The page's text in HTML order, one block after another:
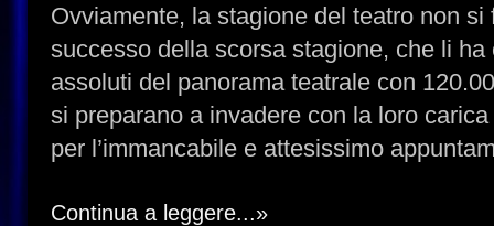
Ovviamente, la stagione del teatro non
successo della scorsa stagione, che li
assoluti del panorama teatrale con
si preparano a invadere con la loro
per l’immancabile e attesissimo
Continua a leggere...»